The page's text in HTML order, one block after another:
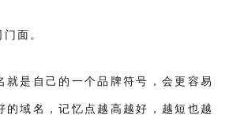
面。
就是自己的一个品牌符号，会更容易
的域名，记忆点越高越好，越短也越